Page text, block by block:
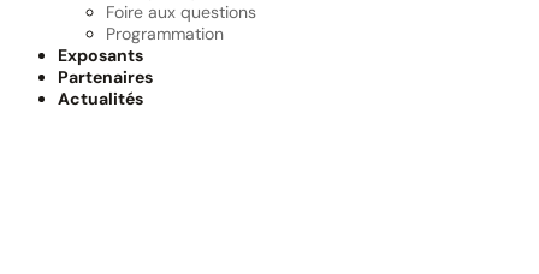
Foire aux questions
Programmation
Exposants
Partenaires
Actualités